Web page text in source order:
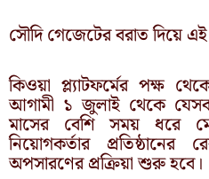
সৌদি গেজেটের বরাত দিয়ে
কিওয়া প্ল্যাটফর্মের পক্ষ
আগামী ১ জুলাই থেকে যেসব
মাসের বেশি সময় ধরে
নিয়োগকর্তার প্রতিষ্ঠানের
অপসারণের প্রক্রিয়া শুরু হবে।